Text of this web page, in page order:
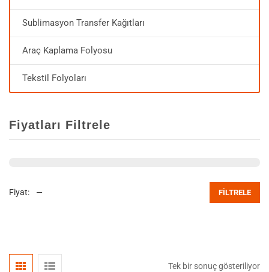
Sublimasyon Transfer Kağıtları
Araç Kaplama Folyosu
Tekstil Folyoları
Fiyatları Filtrele
FILTRELE
Fiyat: —
Tek bir sonuç gösteriliyor